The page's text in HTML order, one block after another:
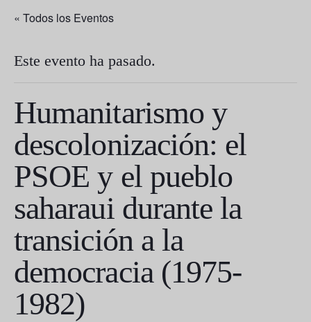
« Todos los Eventos
Este evento ha pasado.
Humanitarismo y
descolonización: el
PSOE y el pueblo
saharaui durante la
transición a la
democracia (1975-
1982)